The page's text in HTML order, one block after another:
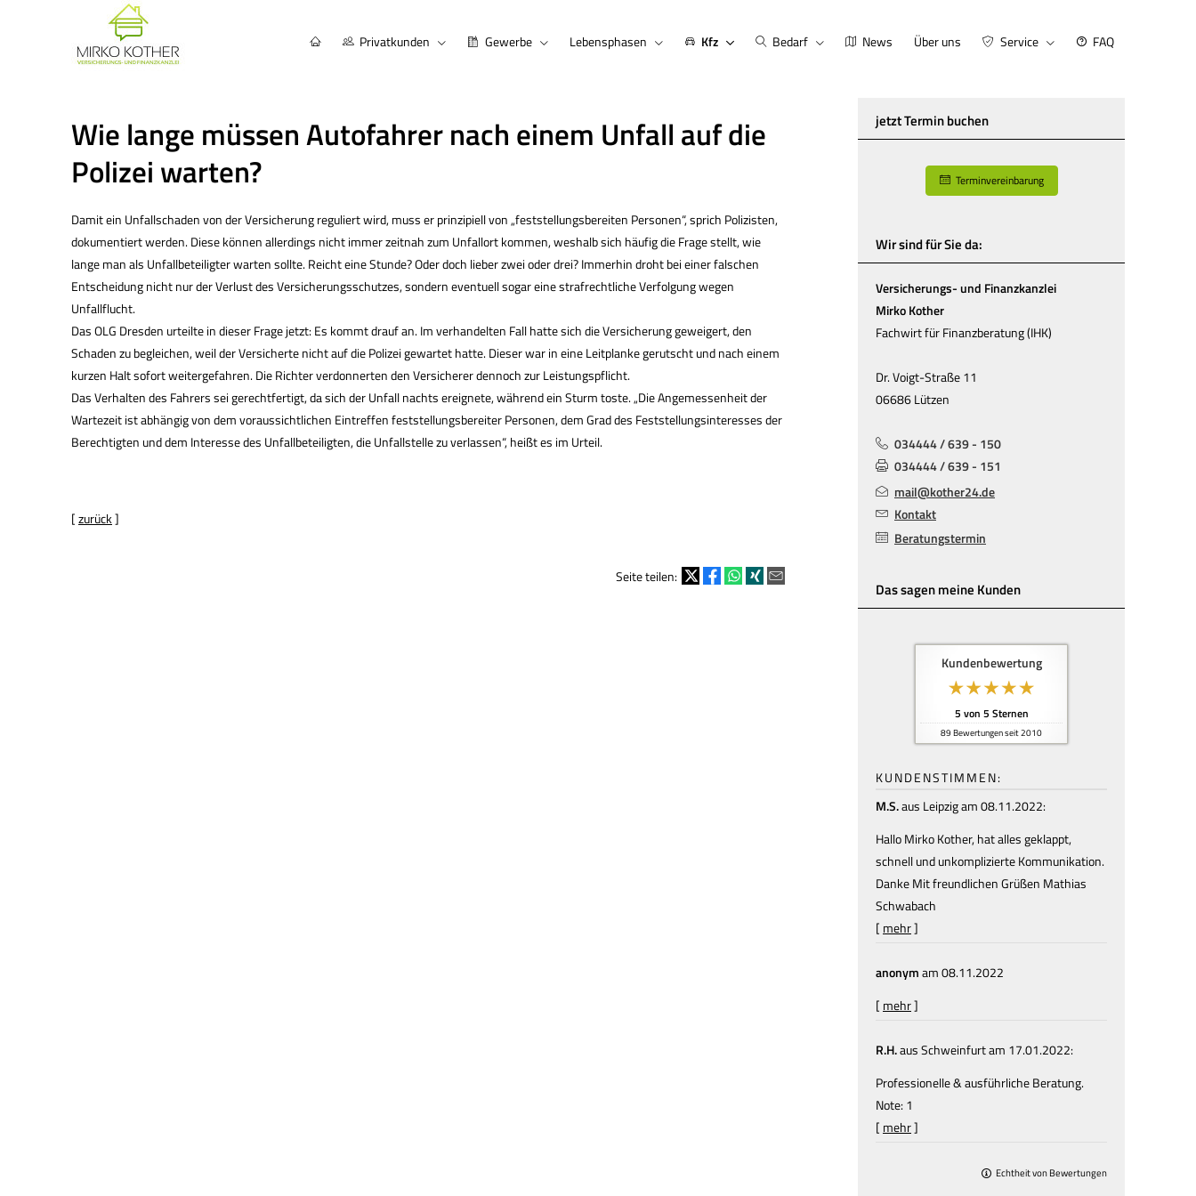
Privatkunden Gewerbe Lebensphasen Kfz Bedarf News Über uns Service FAQ
jetzt Termin buchen
Terminvereinbarung
Wir sind für Sie da:
Versicherungs- und Finanzkanzlei
Mirko Kother
Fachwirt für Finanzberatung (IHK)
Dr. Voigt-Straße 11
06686 Lützen
034444 / 639 - 150
034444 / 639 - 151
mail@kother24.de
Kontakt
Beratungstermin
Das sagen meine Kunden
Kundenbewertung
5 von 5 Sternen
89 Bewertungen seit 2010
KUNDENSTIMMEN:
M.S.aus Leipzigam 08.11.2022:
Hallo Mirko Kother, hat alles geklappt,
schnell und unkomplizierte Kommunikation.
Danke Mit freundlichen Grüßen Mathias
Schwabach
[ mehr]
anonymam 08.11.2022
[ mehr]
R.H.aus Schweinfurtam 17.01.2022:
Professionelle & ausführliche Beratung.
Note: 1
[ mehr]
Echtheit von Bewertungen
Wie lange müssen Autofahrer nach einem Unfall auf die
Polizei warten?
Damit ein Unfallschaden von der Versicherung reguliert wird, muss er prinzipiell von „feststellungsbereiten Per­sonen“, sprich Polizisten,
dokumentiert werden. Diese können allerdings nicht immer zeitnah zum Unfallort kommen, weshalb sich häufig die Frage stellt, wie
lange man als Unfallbeteiligter warten sollte. Reicht eine Stunde? Oder doch lieber zwei oder drei? Immerhin droht bei einer falschen
Entscheidung nicht nur der Verlust des Versicherungsschutzes, sondern eventuell sogar eine strafrechtliche Verfolgung wegen
Unfallflucht.
Das OLG Dresden urteilte in dieser Frage jetzt: Es kommt drauf an. Im verhandelten Fall hatte sich die Versicherung geweigert, den
Schaden zu begleichen, weil der Versicherte nicht auf die Polizei gewartet hatte. Dieser war in eine Leitplanke gerutscht und nach einem
kurzen Halt sofort weitergefahren. Die Richter verdonnerten den Versicherer dennoch zur Leistungspflicht.
Das Verhalten des Fahrers sei gerechtfertigt, da sich der Unfall nachts ereignete, während ein Sturm toste. „Die Angemessenheit der
Wartezeit ist abhängig von dem voraussichtlichen Eintreffen feststellungsbereiter Per­sonen, dem Grad des Feststellungsinteresses der
Berechtigten und dem Interesse des Unfallbeteiligten, die Unfallstelle zu verlassen“, heißt es im Urteil.
[zurück]
Seite teilen: